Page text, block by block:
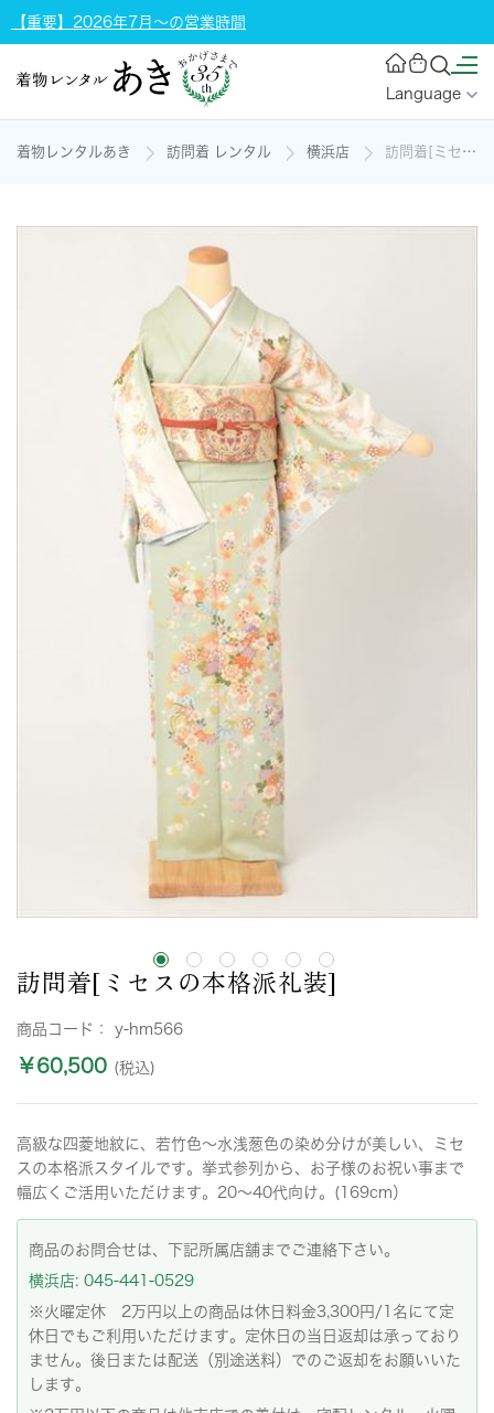
【重要】2026年7月～の営業時間
Language
着物レンタルあき 訪問着 レンタル 横浜店 訪問着[ミセスの本格派礼装]の着物レンタル
訪問着[ミセスの本格派礼装]
商品コード： y-hm566
￥60,500 (税込)
高級な四菱地紋に、若竹色〜水浅葱色の染め分けが美しい、ミセ
スの本格派スタイルです。挙式参列から、お子様のお祝い事まで
幅広くご活用いただけます。20〜40代向け。(169cm）
商品のお問合せは、下記所属店舗までご連絡下さい。
横浜店: 045-441-0529
※火曜定休 2万円以上の商品は休日料金3,300円/1名にて定
休日でもご利用いただけます。定休日の当日返却は承っており
ません。後日または配送（別途送料）でのご返却をお願いいた
します。